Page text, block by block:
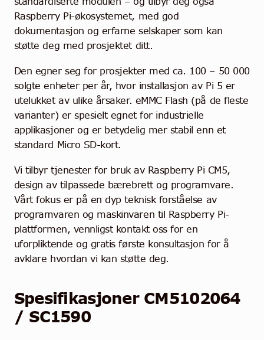
Raspberry Pi-økosystemet, med god
dokumentasjon og erfarne selskaper som kan
støtte deg med prosjektet ditt.
Den egner seg for prosjekter med ca. 100 – 50 000
solgte enheter per år, hvor installasjon av Pi 5 er
utelukket av ulike årsaker. eMMC Flash (på de fleste
varianter) er spesielt egnet for industrielle
applikasjoner og er betydelig mer stabil enn et
standard Micro SD-kort.
Vi tilbyr tjenester for bruk av Raspberry Pi CM5,
design av tilpassede bærebrett og programvare.
Vårt fokus er på en dyp teknisk forståelse av
programvaren og maskinvaren til Raspberry Pi-
plattformen, vennligst kontakt oss for en
uforpliktende og gratis første konsultasjon for å
avklare hvordan vi kan støtte deg.
Spesifikasjoner CM5102064
/ SC1590